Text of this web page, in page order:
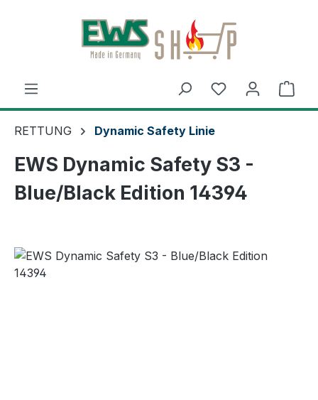
Zum Hauptinhalt springen
RETTUNG Dynamic Safety Linie
EWS Dynamic Safety S3 -
Blue/Black Edition 14394